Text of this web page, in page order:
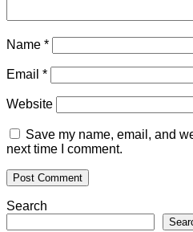
Name *
Email *
Website
Save my name, email, and
next time I comment.
Search